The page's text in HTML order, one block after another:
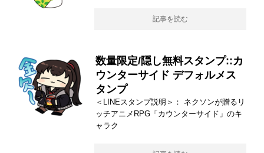
記事を読む
数量限定/隠し無料スタンプ::カ
ウンターサイド デフォルメス
タンプ
＜LINEスタンプ説明＞： ネクソンが贈るリ
ッチアニメRPG「カウンターサイド」のキ
ャラク